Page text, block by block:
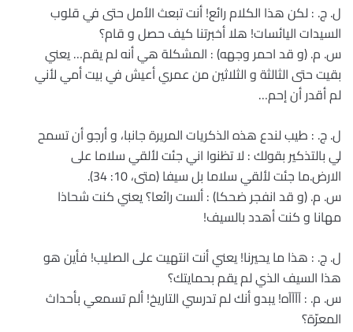
ل. ج. : لكن هذا الكلام رائع! أنت تبعث الأمل حتى في قلوب
السيدات اليائسات! هلا أخبرتنا كيف حصل و قام؟
س. م. (و قد احمر وجهه) : المشكلة هي أنه لم يقم… يعني
بقيت حتى الثالثة و الثلاثين من عمري أعيش في بيت أمي لأني
لم أقدر أن إحم…
ل. ج. : طيب لندع هذه الذكريات المريرة جانبا، و أرجو أن تسمح
لي بالتذكير بقولك : لا تظنوا اني جئت لألقي سلاما على
الارض.ما جئت لألقي سلاما بل سيفا (متى، 10: 34).
س. م. (و قد انفجر ضحكا) : ألست رائعا؟ يعني كنت شحاذا
مهانا و كنت أهدد بالسيف!
ل. ج. : هذا ما يحيرنا! يعني أنت انتهيت على الصليب! فأين هو
هذا السيف الذي لم يقم بحمايتك؟
س. م. : آآآآه! يبدو أنك لم تدرسي التاريخ! ألم تسمعي بأحداث
المعرّة؟